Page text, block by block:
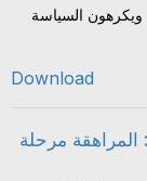
ويكرهون السياسة
Download
: المراهقة مرحلة